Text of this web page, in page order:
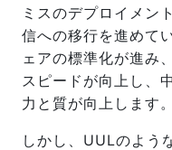
ミスのデプロイメン
信への移行を進めて
ェアの標準化が進み
スピードが向上し、
力と質が向上します。
しかし、UULのよう